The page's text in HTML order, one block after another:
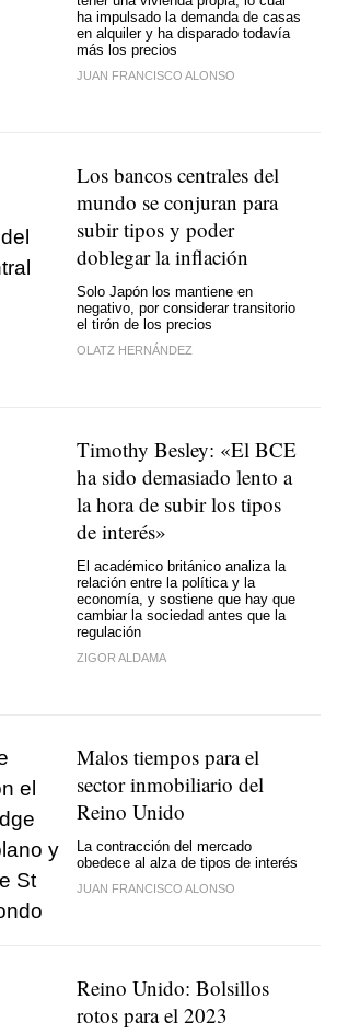
ha impulsado la demanda de casas
en alquiler y ha disparado todavía
más los precios
JUAN FRANCISCO ALONSO
Los bancos centrales del
mundo se conjuran para
subir tipos y poder
doblegar la inflación
Solo Japón los mantiene en
negativo, por considerar transitorio
el tirón de los precios
OLATZ HERNÁNDEZ
Timothy Besley: «El BCE
ha sido demasiado lento a
la hora de subir los tipos
de interés»
El académico británico analiza la
relación entre la política y la
economía, y sostiene que hay que
cambiar la sociedad antes que la
regulación
ZIGOR ALDAMA
Malos tiempos para el
sector inmobiliario del
Reino Unido
La contracción del mercado
obedece al alza de tipos de interés
JUAN FRANCISCO ALONSO
Reino Unido: Bolsillos
rotos para el 2023